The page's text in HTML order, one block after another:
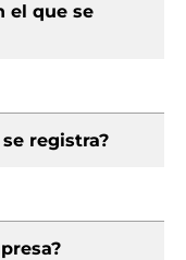
el que se
registra?